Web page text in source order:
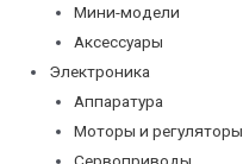
Мини-модели
Аксессуары
Электроника
Аппаратура
Моторы и регуляторы
Сервоприводы